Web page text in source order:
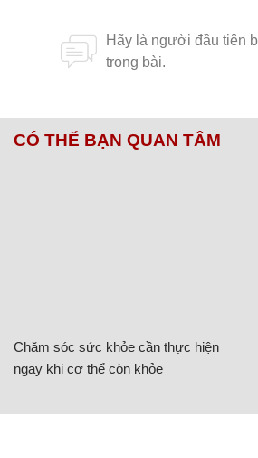
CÓ THỂ BẠN QUAN TÂM
Chăm sóc sức khỏe cần thực hiện
ngay khi cơ thể còn khỏe